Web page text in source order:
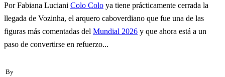
Por Fabiana Luciani Colo Colo ya tiene prácticamente cerrada la
llegada de Vozinha, el arquero caboverdiano que fue una de las
figuras más comentadas del Mundial 2026 y que ahora está a un
paso de convertirse en refuerzo...
By